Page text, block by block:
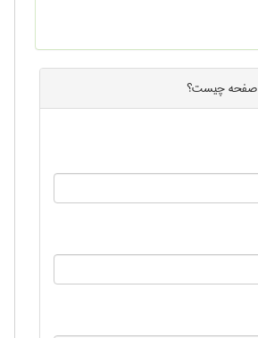
صفحهچیست؟